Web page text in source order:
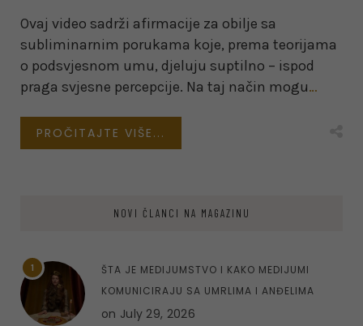
Ovaj video sadrži afirmacije za obilje sa
subliminarnim porukama koje, prema teorijama
o podsvjesnom umu, djeluju suptilno – ispod
praga svjesne percepcije. Na taj način mogu…
PROČITAJTE VIŠE...
NOVI ČLANCI NA MAGAZINU
1
ŠTA JE MEDIJUMSTVO I KAKO MEDIJUMI
KOMUNICIRAJU SA UMRLIMA I ANĐELIMA
on July 29, 2026